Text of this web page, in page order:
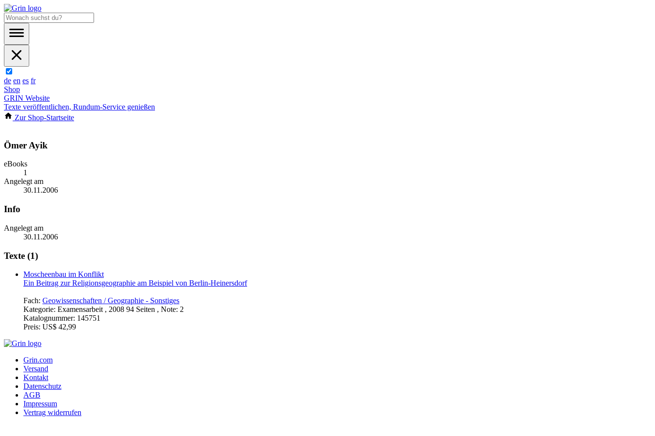
de en es fr
Shop
GRIN Website
Texte veröffentlichen, Rundum-Service genießen
Zur Shop-Startseite
Ömer Ayik
eBooks
1
Angelegt am
30.11.2006
Info
Angelegt am
30.11.2006
Texte (1)
Moscheenbau im Konflikt
Ein Beitrag zur Religionsgeographie am Beispiel von Berlin-Heinersdorf
Fach: Geowissenschaften / Geographie - Sonstiges
Kategorie: Examensarbeit , 2008 94 Seiten , Note: 2
Katalognummer: 145751
Preis: US$ 42,99
Grin.com
Versand
Kontakt
Datenschutz
AGB
Impressum
Vertrag widerrufen